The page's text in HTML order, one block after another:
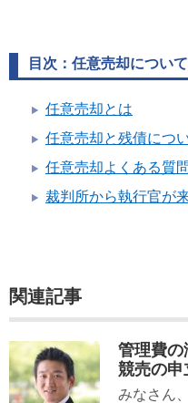
目次：任意売却について
任意売却とは
任意売却と残債につ
任意売却よくある質
裁判所から執行官が
関連記事
管理費の
競売の申
みなさん